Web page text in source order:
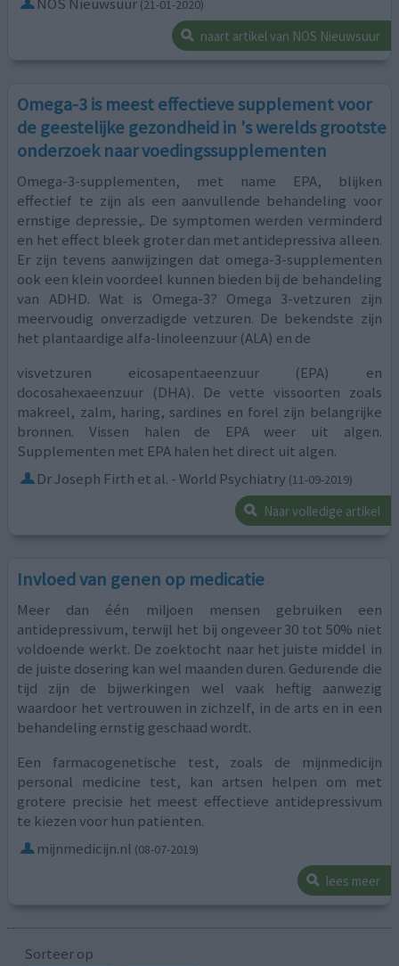
(21-01-2020)
naart artikel van NOS Nieuwsuur
Omega-3 is meest effectieve supplement voor
de geestelijke gezondheid in 's werelds grootste
onderzoek naar voedingssupplementen
Omega-3-supplementen, met name EPA, blijken
effectief te zijn als een aanvullende behandeling voor
ernstige depressie,. De symptomen werden verminderd
en het effect bleek groter dan met antidepressiva alleen.
Er zijn tevens aanwijzingen dat omega-3-supplementen
ook een klein voordeel kunnen bieden bij de behandeling
van ADHD. Wat is Omega-3? Omega 3-vetzuren zijn
meervoudig onverzadigde vetzuren. De bekendste zijn
het plantaardige alfa-linoleenzuur (ALA) en de
visvetzuren eicosapentaeenzuur (EPA) en
docosahexaeenzuur (DHA). De vette vissoorten zoals
makreel, zalm, haring, sardines en forel zijn belangrijke
bronnen. Vissen halen de EPA weer uit algen.
Supplementen met EPA halen het direct uit algen.
Dr Joseph Firth et al. - World Psychiatry (11-09-2019)
Naar volledige artikel
Invloed van genen op medicatie
Meer dan één miljoen mensen gebruiken een
antidepressivum, terwijl het bij ongeveer 30 tot 50% niet
voldoende werkt. De zoektocht naar het juiste middel in
de juiste dosering kan wel maanden duren. Gedurende die
tijd zijn de bijwerkingen wel vaak heftig aanwezig
waardoor het vertrouwen in zichzelf, in de arts en in een
behandeling ernstig geschaad wordt.
Een farmacogenetische test, zoals de mijnmedicijn
personal medicine test, kan artsen helpen om met
grotere precisie het meest effectieve antidepressivum
te kiezen voor hun patiënten.
mijnmedicijn.nl (08-07-2019)
lees meer
Sorteer op